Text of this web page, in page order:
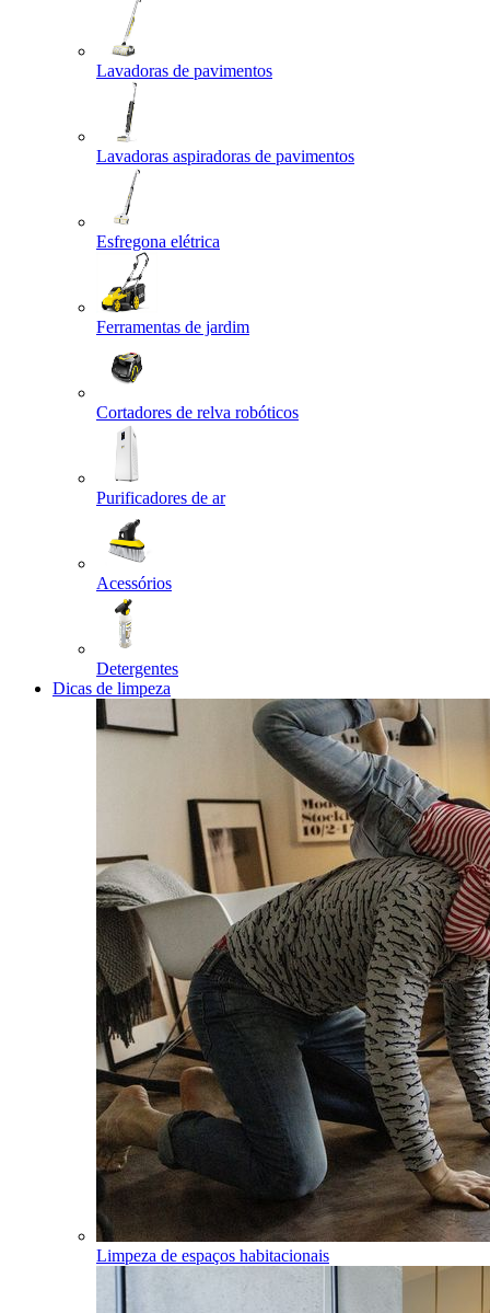
Lavadoras de pavimentos
Lavadoras aspiradoras de pavimentos
Esfregona elétrica
Ferramentas de jardim
Cortadores de relva robóticos
Purificadores de ar
Acessórios
Detergentes
Dicas de limpeza
Limpeza de espaços habitacionais